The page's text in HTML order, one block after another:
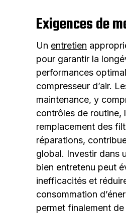
Exigences de
Un entretien
pour garantir la
performances
compresseur d’air.
maintenance, y
contrôles de routine,
remplacement des
réparations,
global. Investir dans
bien entretenu peut
inefficacités et
consommation
permet finalement